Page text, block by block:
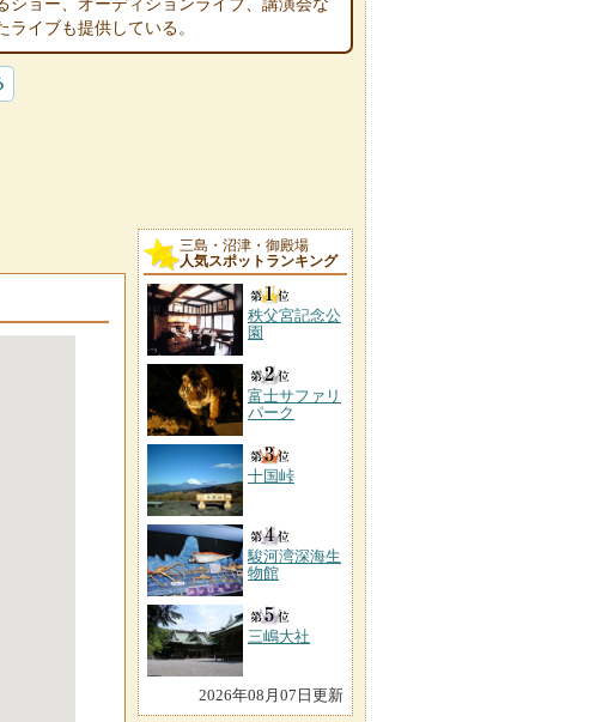
イブも提供している。
三島・沼津・御殿場
人気スポットランキング
秩父宮記念公
園
富士サファリ
パーク
十国峠
駿河湾深海生
物館
三嶋大社
2026年08月07日更新